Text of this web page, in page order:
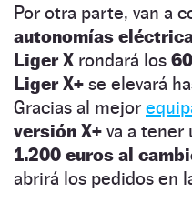
Por otra parte, van a
autonomías
Liger X rondará los
Liger X+ se elevará
Gracias al mejor
versión X+ va a tener
1.200 euros al
abrirá los pedidos en